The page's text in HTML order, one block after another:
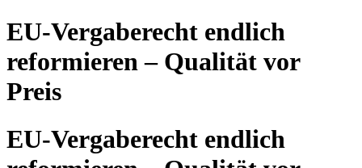
EU-Vergaberecht endlich
reformieren – Qualität vor
Preis
EU-Vergaberecht endlich